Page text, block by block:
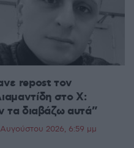
repost τον
στο X:
τα διαβάζω αυτά”
2026, 6:59 μμ